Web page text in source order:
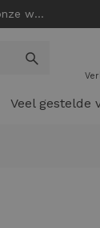
Veel gestelde